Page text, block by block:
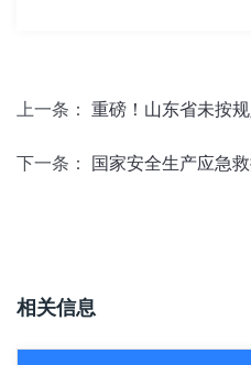
上一条： 重磅！​山东省未按
下一条： 国家安全生产应急
相关信息